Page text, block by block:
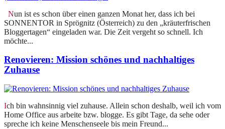
Nun ist es schon über einen ganzen Monat her, dass ich bei
SONNENTOR in Sprögnitz (Österreich) zu den „kräuterfrischen
Bloggertagen“ eingeladen war. Die Zeit vergeht so schnell. Ich
möchte...
Renovieren: Mission schönes und nachhaltiges
Zuhause
Ich bin wahnsinnig viel zuhause. Allein schon deshalb, weil ich vom
Home Office aus arbeite bzw. blogge. Es gibt Tage, da sehe oder
spreche ich keine Menschenseele bis mein Freund...